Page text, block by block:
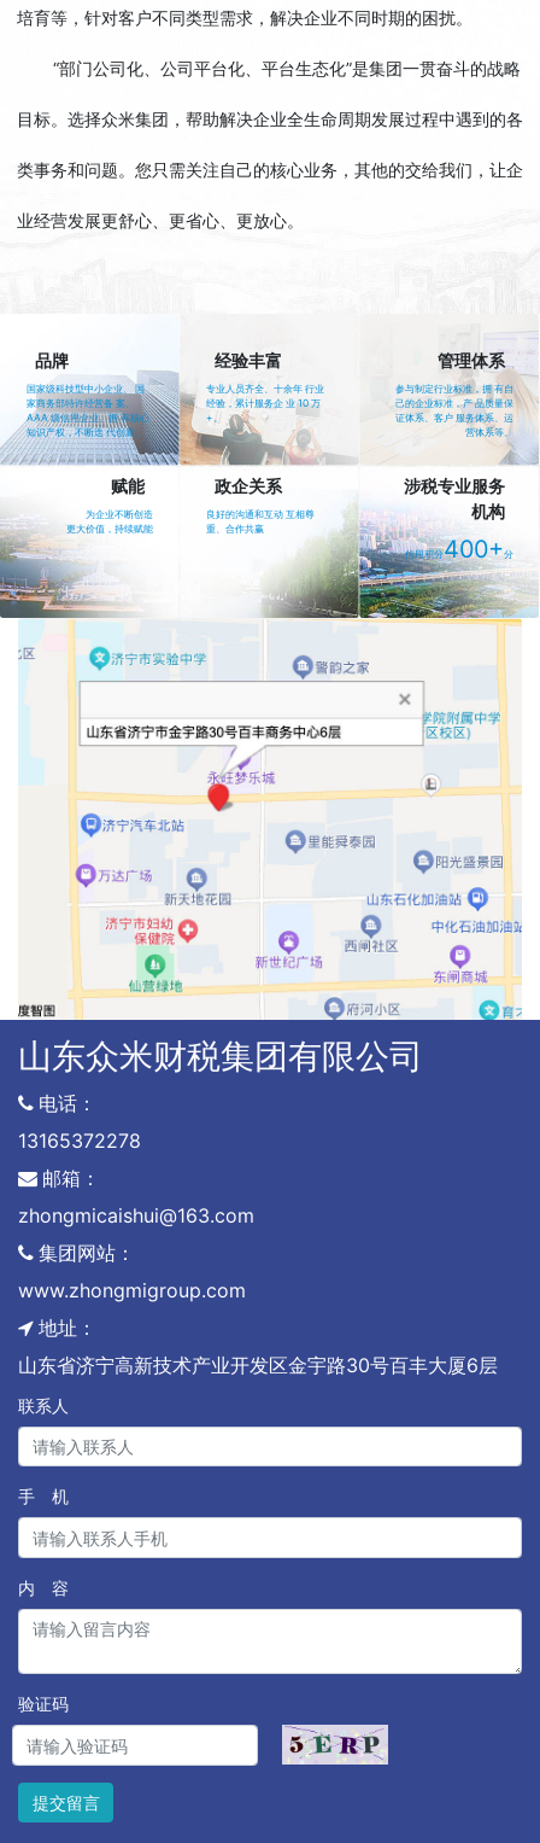
培育等，针对客户不同类型需求，解决企业不同时期的困扰。
“部门公司化、公司平台化、平台生态化”是集团一贯奋斗的战略
目标。选择众米集团，帮助解决企业全生命周期发展过程中遇到的各
类事务和问题。您只需关注自己的核心业务，其他的交给我们，让企
业经营发展更舒心、更省心、更放心。
品牌
国家级科技型中小企业、 国
家商务部特许经营备 案、
AAA 级信用企业、拥 有核心
知识产权，不断迭 代创新。
经验丰富
专业人员齐全、十余年 行业
经验，累计服务企 业 10 万
+。
管理体系
参与制定行业标准，拥 有自
己的企业标准，产 品质量保
证体系、客户 服务体系、运
营体系等。
赋能
为企业不断创造
更大价值，持续赋能
政企关系
良好的沟通和互动 互相尊
重、合作共赢
涉税专业服务
机构
信用积分400+分
山东众米财税集团有限公司
电话：
13165372278
邮箱：
zhongmicaishui@163.com
集团网站：
www.zhongmigroup.com
地址：
⼭东省济宁⾼新技术产业开发区⾦宇路30号百丰⼤厦6层
联系人
手 机
内 容
验证码
提交留言